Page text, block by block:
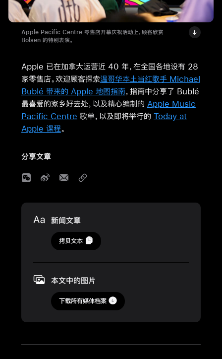
Apple Pacific Centre 零售店开幕庆祝活动上，顾客欣赏
Bolsen 的特别表演。
Apple 已在加拿大运营近 40 年，在全国各地设有 28
家零售店。欢迎顾客探索温哥华本土当红歌手 Michael
Bublé 带来的 Apple 地图指南，指南中分享了 Bublé
最喜爱的家乡好去处，以及精心编制的 Apple Music
Pacific Centre 歌单，以及即将举行的 Today at
Apple 课程。
分享文章
新闻文章
2022
年
11
月
日
拷贝文本
本文中的图片
下载所有媒体档案